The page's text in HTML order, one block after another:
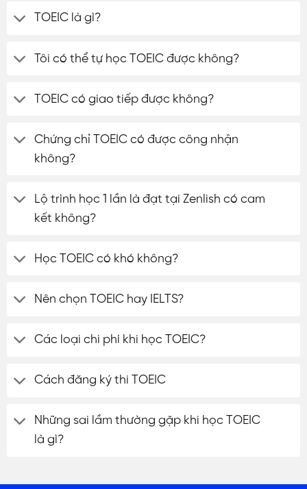
TOEIC là gì?
Tôi có thể tự học TOEIC được không?
TOEIC có giao tiếp được không?
Chứng chỉ TOEIC có được công nhận
không?
Lộ trình học 1 lần là đạt tại Zenlish có cam
kết không?
Học TOEIC có khó không?
Nên chọn TOEIC hay IELTS?
Các loại chi phí khi học TOEIC?
Cách đăng ký thi TOEIC
Những sai lầm thường gặp khi học TOEIC
là gì?